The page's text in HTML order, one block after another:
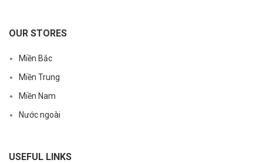
OUR STORES
Miền Bắc
Miền Trung
Miền Nam
Nước ngoài
USEFUL LINKS